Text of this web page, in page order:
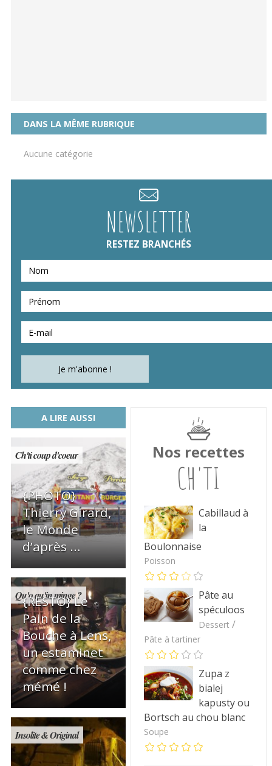
DANS LA MÊME RUBRIQUE
Aucune catégorie
NEWSLETTER
RESTEZ BRANCHÉS
A LIRE AUSSI
Ch'ti coup d'coeur
{PHOTO}
Thierry Girard,
le Monde
d’après …
Qu'o qu'in minge ?
{RESTO} Le
Pain de la
Bouche à Lens,
un estaminet
comme chez
mémé !
Insolite & Original
Nos recettes
CH'TI
Cabillaud à
la
Boulonnaise
Poisson
Pâte au
spéculoos
Dessert /
Pâte à tartiner
Zupa z
bialej
kapusty ou
Bortsch au chou blanc
Soupe